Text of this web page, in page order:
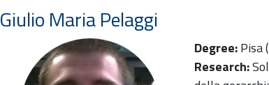
Giulio MariaPelaggi
Degree:Pisa
Research: